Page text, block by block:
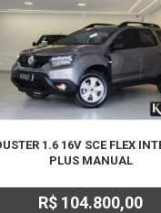
1.6 16V SCE FLEX
PLUS MANUAL
R$ 104.800,00